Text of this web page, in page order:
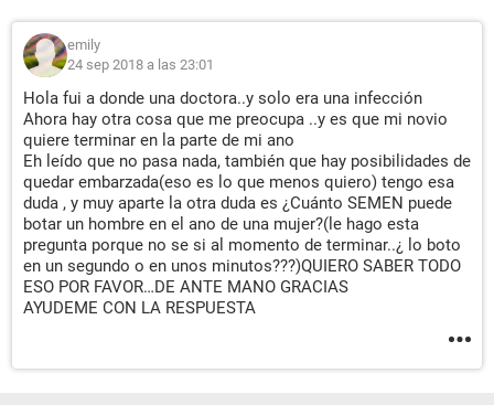
emily
24 sep 2018 a las 23:01
Hola fui a donde una doctora..y solo era una infección
Ahora hay otra cosa que me preocupa ..y es que mi novio
quiere terminar en la parte de mi ano
Eh leído que no pasa nada, también que hay posibilidades de
quedar embarzada(eso es lo que menos quiero) tengo esa
duda , y muy aparte la otra duda es ¿Cuánto SEMEN puede
botar un hombre en el ano de una mujer?(le hago esta
pregunta porque no se si al momento de terminar..¿ lo boto
en un segundo o en unos minutos???)QUIERO SABER TODO
ESO POR FAVOR…DE ANTE MANO GRACIAS
AYUDEME CON LA RESPUESTA